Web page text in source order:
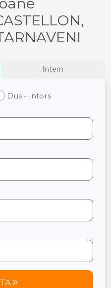
Intern
Dus - Intors